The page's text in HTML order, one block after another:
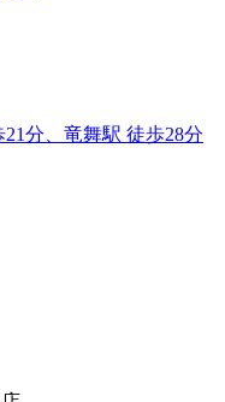
分、竜舞駅 徒歩28分